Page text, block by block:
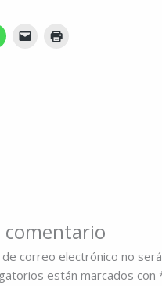
comentario
correo electrónico no
están marcados con